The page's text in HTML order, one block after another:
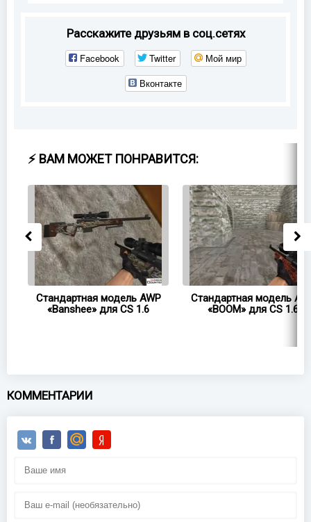
Расскажите друзьям в соц.сетях
Facebook Twitter
Мой мир
Вконтакте
⚡ ВАМ МОЖЕТ ПОНРАВИТСЯ:
Стандартная модель AWP
«Banshee» для CS 1.6
Стандартная модель
«BOOM» для CS 1.6
КОММЕНТАРИИ